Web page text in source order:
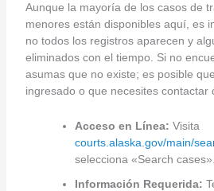
Aunque la mayoría de los casos de
menores están disponibles aquí, es
no todos los registros aparecen y
eliminados con el tiempo. Si no
asumas que no existe; es posible
ingresado o que necesites contactar
Acceso en Línea: Visita
courts.alaska.gov/main/
selecciona «Search cases».
Información Requerida: